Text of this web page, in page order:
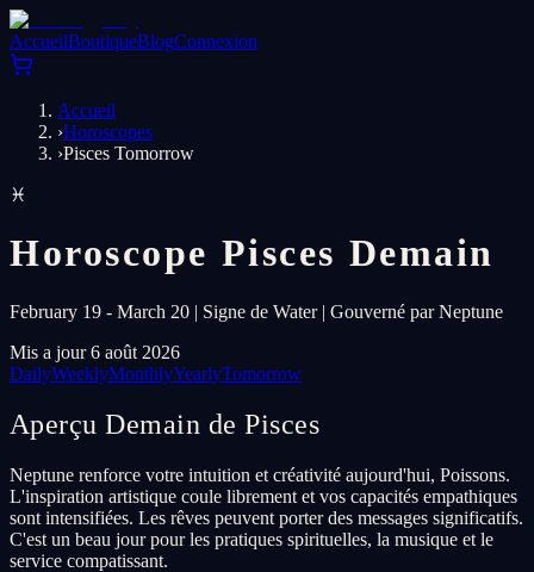
AccueilBoutiqueBlogConnexion
Accueil
›Horoscopes
›Pisces Tomorrow
♓
Horoscope Pisces Demain
February 19 - March 20 | Signe de Water | Gouverné par Neptune
Mis a jour 6 août 2026
DailyWeeklyMonthlyYearlyTomorrow
Aperçu Demain de Pisces
Neptune renforce votre intuition et créativité aujourd'hui, Poissons.
L'inspiration artistique coule librement et vos capacités empathiques
sont intensifiées. Les rêves peuvent porter des messages significatifs.
C'est un beau jour pour les pratiques spirituelles, la musique et le
service compatissant.